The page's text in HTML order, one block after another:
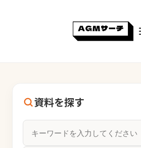
資料を探す